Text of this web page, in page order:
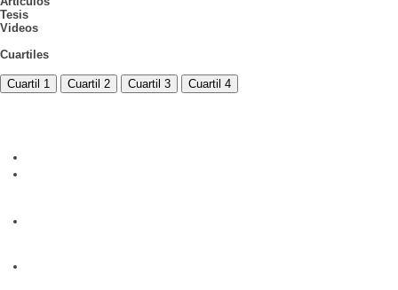
Tesis
Videos
Cuartiles
Cuartil 1 Cuartil 2 Cuartil 3 Cuartil 4